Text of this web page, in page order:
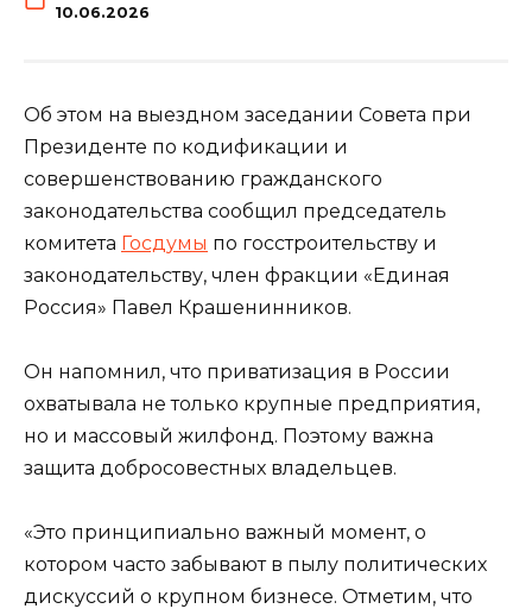
10.06.2026
Об этом на выездном заседании Совета при
Президенте по кодификации и
совершенствованию гражданского
законодательства сообщил председатель
комитета Госдумы по госстроительству и
законодательству, член фракции «Единая
Россия» Павел Крашенинников.
Он напомнил, что приватизация в России
охватывала не только крупные предприятия,
но и массовый жилфонд. Поэтому важна
защита добросовестных владельцев.
«Это принципиально важный момент, о
котором часто забывают в пылу политических
дискуссий о крупном бизнесе. Отметим, что